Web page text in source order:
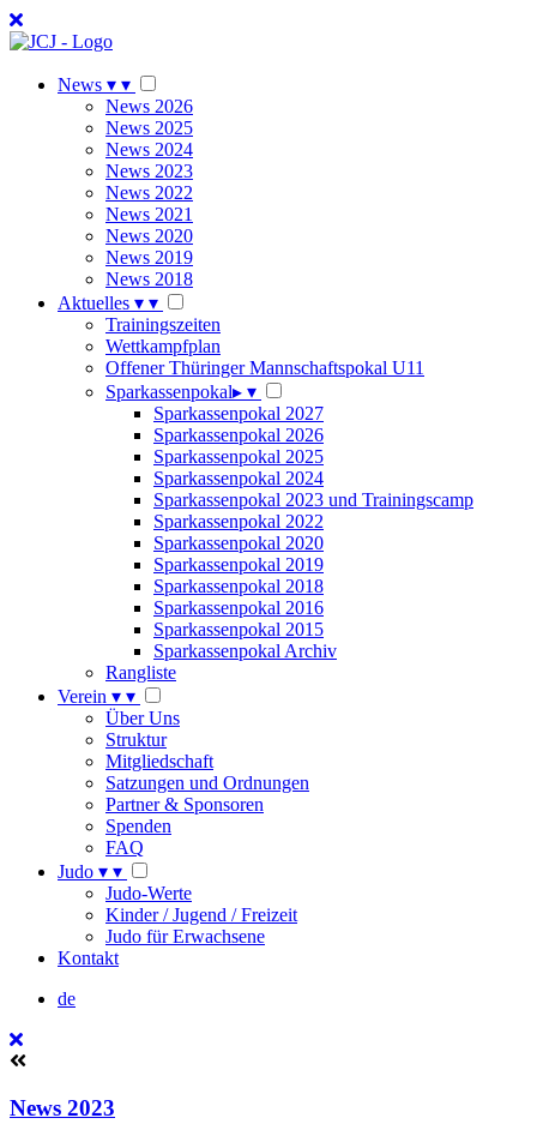
News ▾ ▾
News 2026
News 2025
News 2024
News 2023
News 2022
News 2021
News 2020
News 2019
News 2018
Aktuelles ▾ ▾
Trainingszeiten
Wettkampfplan
Offener Thüringer Mannschaftspokal U11
Sparkassenpokal▸ ▾
Sparkassenpokal 2027
Sparkassenpokal 2026
Sparkassenpokal 2025
Sparkassenpokal 2024
Sparkassenpokal 2023 und Trainingscamp
Sparkassenpokal 2022
Sparkassenpokal 2020
Sparkassenpokal 2019
Sparkassenpokal 2018
Sparkassenpokal 2016
Sparkassenpokal 2015
Sparkassenpokal Archiv
Rangliste
Verein ▾ ▾
Über Uns
Struktur
Mitgliedschaft
Satzungen und Ordnungen
Partner & Sponsoren
Spenden
FAQ
Judo ▾ ▾
Judo-Werte
Kinder / Jugend / Freizeit
Judo für Erwachsene
Kontakt
de
News 2023